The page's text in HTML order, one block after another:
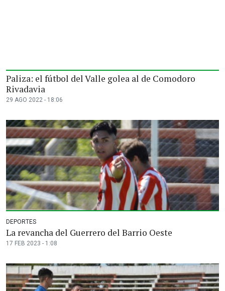
Paliza: el fútbol del Valle golea al de Comodoro
Rivadavia
29 AGO 2022 - 18:06
DEPORTES
La revancha del Guerrero del Barrio Oeste
17 FEB 2023 - 1:08